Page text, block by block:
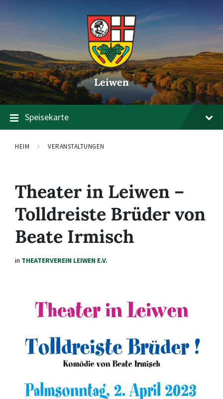
springen
springen
springen
Leiwen
Speisekarte
HEIM VERANSTALTUNGEN
Theater in Leiwen –
Tolldreiste Brüder von
Beate Irmisch
in THEATERVEREIN LEIWEN E.V.